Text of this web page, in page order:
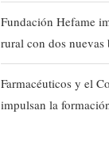
Fundación Hefame
rural con dos nuevas
Farmacéuticos y el
impulsan la